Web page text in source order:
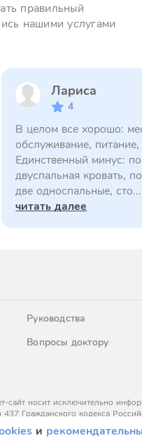
и
правильный
нашими услугами
Лариса
4
В целом все хорошо:
обслуживание, питание,
Единственный минус:
двуспальная кровать,
две односпальные, сто...
читать далее
Руководства
Вопросы доктору
носит исключительно
Гражданского кодекса